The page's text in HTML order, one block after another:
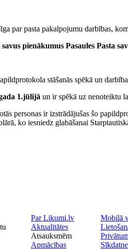
par pasta pakalpojumu darbības,
pienākumus Pasaules Pasta
stāšanās spēkā un
1.jūlijā un ir spēkā uz nenoteiktu
personas ir izstrādājušas šo
ko iesniedz glabāšanai
Par Likumi.lv
Aktualitātes
Atsauksmēm
Apmācības
Mobilā